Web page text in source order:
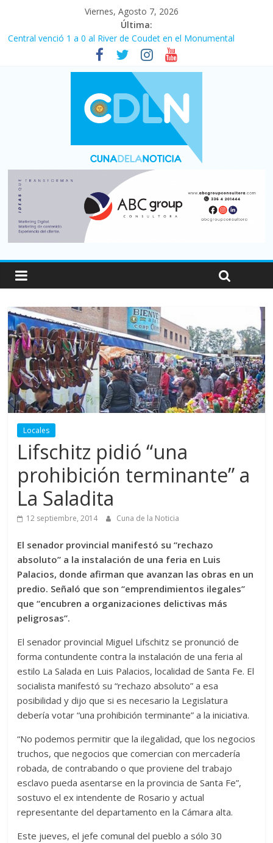
Viernes, Agosto 7, 2026
Última:
Central venció 1 a 0 al River de Coudet en el Monumental
La morosidad alcanzó su nivel más alto en dos décadas y ya
afecta a 400 mil deudores en Santa Fe
Desde que asumió Milei cerraron 41.000 kioscos: el sector
denuncia crisis como en 2001
Vacaciones de invierno con más movimiento y consumo
turístico: 4,6 millones de personas viajaron por el país, un 5,9%
Fuerte caída de la venta de autos usados en julio: bajó un 12,6%
Locales
Lifschitz pidió “una
prohibición terminante” a
La Saladita
12 septiembre, 2014 Cuna de la Noticia
El senador provincial manifestó su “rechazo
absoluto” a la instalación de una feria en Luis
Palacios, donde afirman que avanzan las obras en un
predio. Señaló que son “emprendimientos ilegales”
que “encubren a organizaciones delictivas más
peligrosas”.
El senador provincial Miguel Lifschitz se pronunció de
forma contundente contra la instalación de una feria al
estilo La Salada en Luis Palacios, localidad de Santa Fe. El
socialista manifestó su “rechazo absoluto” a esa
posibilidad y dijo que si es necesario la Legislatura
debería votar “una prohibición terminante” a la iniciativa.
“No podemos permitir que la ilegalidad, que los negocios
truchos, que negocios que comercian con mercadería
robada, de contrabando o que proviene del trabajo
esclavo pueda asentarse en la provincia de Santa Fe”,
sostuvo el ex intendente de Rosario y actual
representante del departamento en la Cámara alta.
Este jueves, el jefe comunal del pueblo a sólo 30